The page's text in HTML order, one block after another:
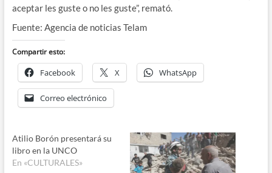
aceptar les guste o no les guste”, remató.
Fuente: Agencia de noticias Telam
Compartir esto:
Facebook X WhatsApp
Correo electrónico
Atilio Borón presentará su
libro en la UNCO
En «CULTURALES»